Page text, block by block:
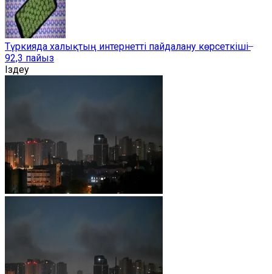
Түркияда халықтың интернетті пайдалану көрсеткіші ̶
92,3 пайыз
Іздеу